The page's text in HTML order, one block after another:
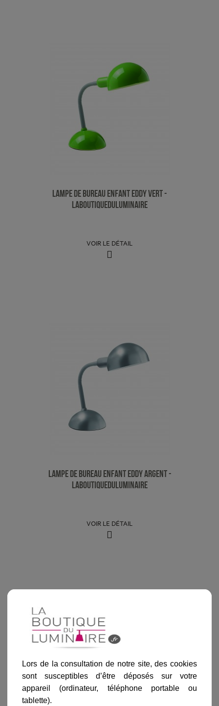
Lampe de Bureau Enfant Eddy Vert -
LaBoutiqueDuLuminaire
VOIR LE DÉTAIL
Lampe de Bureau Enfant Eddy Argent -
LaBoutiqueDuLuminaire
VOIR LE DÉTAIL
Lors de la consultation de notre site, des cookies
sont susceptibles d’être déposés sur votre
appareil (ordinateur, téléphone portable ou
tablette).